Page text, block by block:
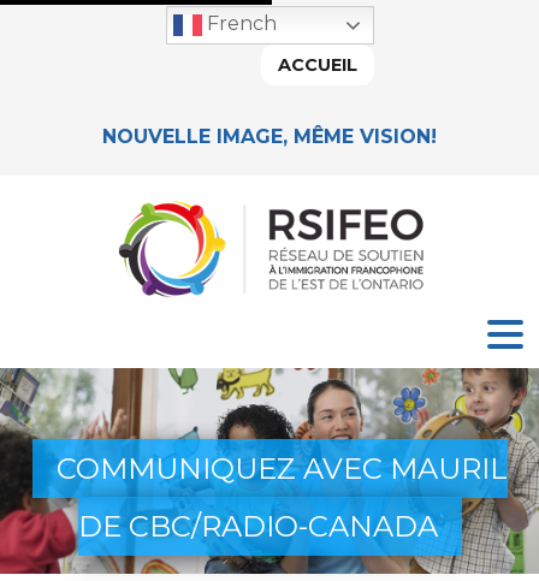
NOUVELLE IMAGE, MÊME VISION!
French
ACCUEIL
COMMUNIQUEZ AVEC MAURIL
DE CBC/RADIO-CANADA